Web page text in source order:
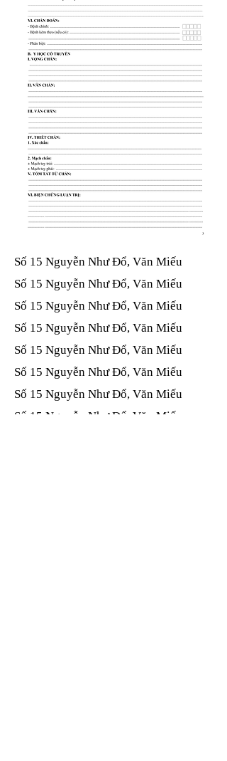
Số 15 Nguyễn Như Đổ, Văn Miếu​​​​
Số 15 Nguyễn Như Đổ, Văn Miếu​​​​
Số 15 Nguyễn Như Đổ, Văn Miếu​​​​
Số 15 Nguyễn Như Đổ, Văn Miếu​​​​
Số 15 Nguyễn Như Đổ, Văn Miếu​​​​
Số 15 Nguyễn Như Đổ, Văn Miếu​​​​
Số 15 Nguyễn Như Đổ, Văn Miếu​​​​
Số 15 Nguyễn Như Đổ, Văn Miếu​​​​